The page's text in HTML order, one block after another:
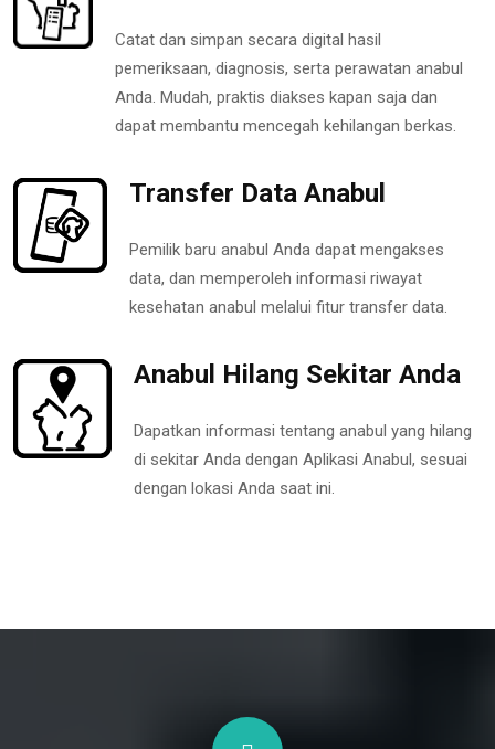
Catat dan simpan secara digital hasil
pemeriksaan, diagnosis, serta perawatan anabul
Anda. Mudah, praktis diakses kapan saja dan
dapat membantu mencegah kehilangan berkas.
Transfer Data Anabul
Pemilik baru anabul Anda dapat mengakses
data, dan memperoleh informasi riwayat
kesehatan anabul melalui fitur transfer data.
Anabul Hilang Sekitar Anda
Dapatkan informasi tentang anabul yang hilang
di sekitar Anda dengan Aplikasi Anabul, sesuai
dengan lokasi Anda saat ini.